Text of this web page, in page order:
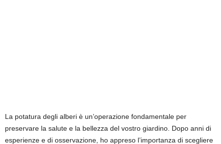
La potatura degli alberi è un’operazione fondamentale per
preservare la salute e la bellezza del vostro giardino. Dopo anni di
esperienze e di osservazione, ho appreso l’importanza di scegliere